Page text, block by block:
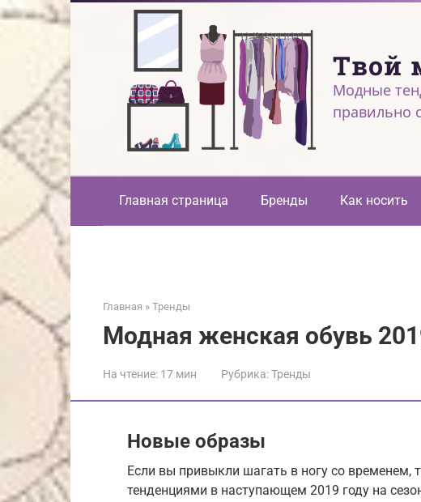
Перейти
Твой
Модные
правильно
Главная страница Бренды Как носить
Главная » Тренды
Модная женская обувь
На чтение: 17 мин Рубрика:Тренды
Новые образы
Если вы привыкли шагать в ногу со
тенденциями в наступающем 2019 году на